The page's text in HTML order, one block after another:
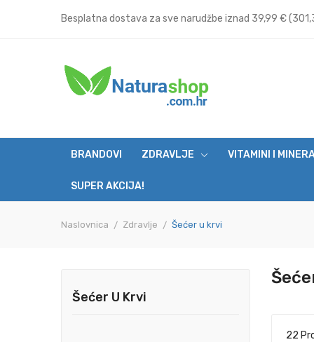
Besplatna dostava za sve narudžbe iznad 39,99 €
BRANDOVI ZDRAVLJE VITAMINI I
SUPER AKCIJA!
Naslovnica Zdravlje Šećer u krvi
Šećer U Krvi
22